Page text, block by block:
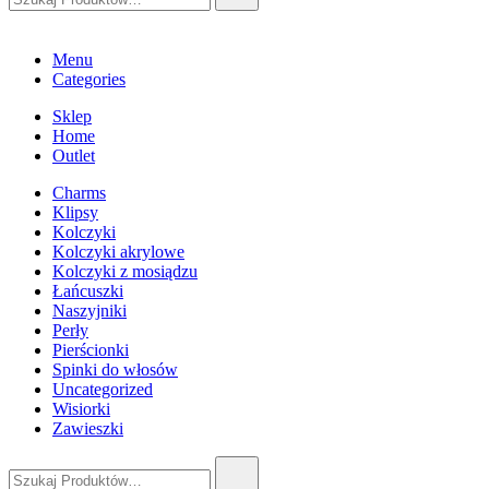
Menu
Categories
Sklep
Home
Outlet
Charms
Klipsy
Kolczyki
Kolczyki akrylowe
Kolczyki z mosiądzu
Łańcuszki
Naszyjniki
Perły
Pierścionki
Spinki do włosów
Uncategorized
Wisiorki
Zawieszki